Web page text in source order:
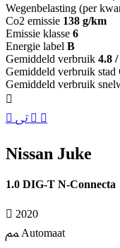
Wegenbelasting (per
Co2 emissie 138 g/km
Emissie klasse 6
Energie label B
Gemiddeld verbruik 4.8
Gemiddeld verbruik stad
Gemiddeld verbruik
Nissan Juke
1.0 DIG-T N-Connecta
2020
Automaat